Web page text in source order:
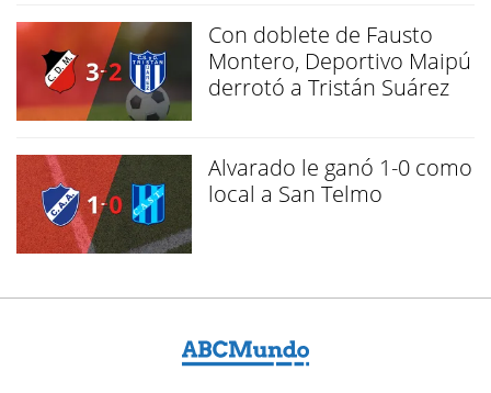
Con doblete de Fausto
Montero, Deportivo Maipú
derrotó a Tristán Suárez
Alvarado le ganó 1-0 como
local a San Telmo